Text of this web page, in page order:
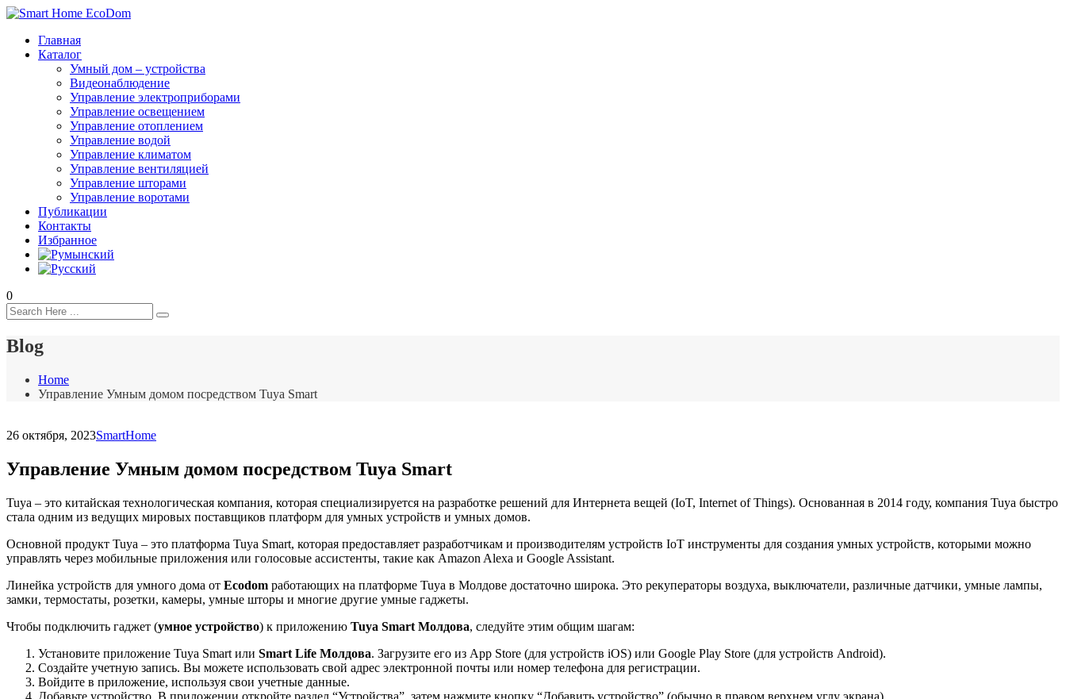
Главная
Каталог
Умный дом – устройства
Видеонаблюдение
Управление электроприборами
Управление освещением
Управление отоплением
Управление водой
Управление климатом
Управление вентиляцией
Управление шторами
Управление воротами
Публикации
Контакты
Избранное
0
Blog
Home
Управление Умным домом посредством Tuya Smart
26 октября, 2023SmartHome
Управление Умным домом посредством Tuya Smart
Tuya – это китайская технологическая компания, которая специализируется на разработке решений для Интернета вещей (IoT, Internet of Things). Основанная в 2014 году, компания Tuya быстро
стала одним из ведущих мировых поставщиков платформ для умных устройств и умных домов.
Основной продукт Tuya – это платформа Tuya Smart, которая предоставляет разработчикам и производителям устройств IoT инструменты для создания умных устройств, которыми можно
управлять через мобильные приложения или голосовые ассистенты, такие как Amazon Alexa и Google Assistant.
Линейка устройств для умного дома от Ecodom работающих на платформе Tuya в Молдове достаточно широка. Это рекуператоры воздуха, выключатели, различные датчики, умные лампы,
замки, термостаты, розетки, камеры, умные шторы и многие другие умные гаджеты.
Чтобы подключить гаджет (умное устройство) к приложению Tuya Smart Молдова, следуйте этим общим шагам:
Установите приложение Tuya Smart или Smart Life Молдова. Загрузите его из App Store (для устройств iOS) или Google Play Store (для устройств Android).
Создайте учетную запись. Вы можете использовать свой адрес электронной почты или номер телефона для регистрации.
Войдите в приложение, используя свои учетные данные.
Добавьте устройство. В приложении откройте раздел “Устройства”, затем нажмите кнопку “Добавить устройство” (обычно в правом верхнем углу экрана).